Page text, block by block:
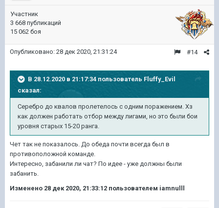
Участник
3 668 публикаций
15 062 боя
#14
Опубликовано: 28 дек 2020, 21:31:24
В 28.12.2020 в 21:17:34 пользователь Fluffy_Evil
сказал:
Серебро до квалов пролетелось с одним поражением. Хз
как должен работать отбор между лигами, но это были бои
уровня старых 15-20 ранга.
Чет так не показалось. До обеда почти всегда был в
противоположной команде.
Интересно, забанили ли чат? По идее - уже должны были
забанить.
Изменено 28 дек 2020, 21:33:12 пользователем iamnulll